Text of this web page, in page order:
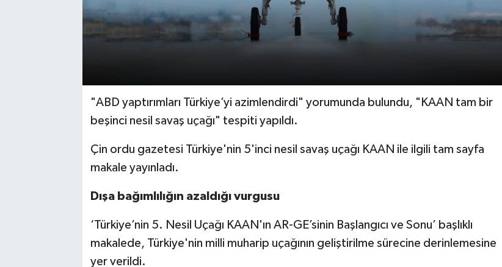
"ABD yaptırımları Türkiye’yi azimlendirdi" yorumunda bulundu, "KAAN tam bir
beşinci nesil savaş uçağı" tespiti yapıldı.
Çin ordu gazetesi Türkiye'nin 5'inci nesil savaş uçağı KAAN ile ilgili tam sayfa
makale yayınladı.
Dışa bağımlılığın azaldığı vurgusu
‘Türkiye’nin 5. Nesil Uçağı KAAN'ın AR-GE’sinin Başlangıcı ve Sonu’ başlıklı
makalede, Türkiye'nin milli muharip uçağının geliştirilme sürecine derinlemesine
yer verildi.